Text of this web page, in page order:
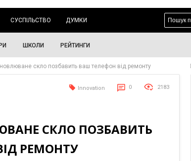
СУСПІЛЬСТВО ДУМКИ
ШКОЛИ РЕЙТИНГИ
скло позбавить ваш телефон від ремонту
Innovation 0 2183
СКЛО ПОЗБАВИТЬ
РЕМОНТУ